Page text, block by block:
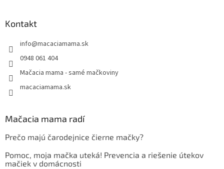
Kontakt
info@macaciamama.sk
0948 061 404
Mačacia mama - samé mačkoviny
macaciamama.sk
Mačacia mama radí
Prečo majú čarodejnice čierne mačky?
Pomoc, moja mačka uteká! Prevencia a riešenie útekov
mačiek v domácnosti